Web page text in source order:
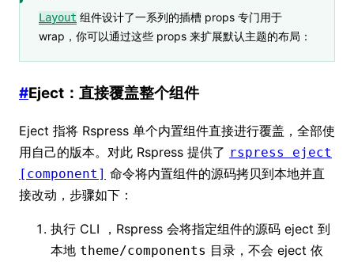
Layout 组件设计了一系列的插槽 props 专门用于
wrap，你可以通过这些 props 来扩展默认主题的布局：
#Eject：直接覆盖整个组件
Eject 指将 Rspress 单个内置组件直接进行覆盖，全部使
用自己的版本。对此 Rspress 提供了 rspress eject
[component] 命令将内置组件的源码拷贝到本地并直
接改动，步骤如下：
执行 CLI ，Rspress 会将指定组件的源码 eject 到
本地 theme/components 目录，不会 eject 依